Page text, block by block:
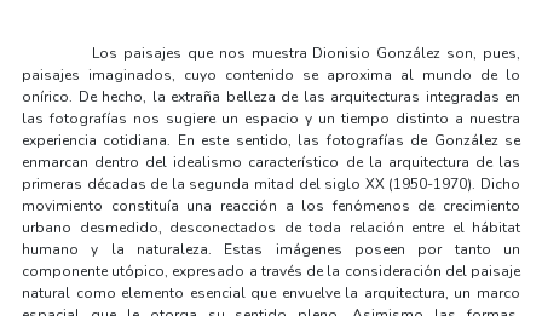
Los paisajes que nos muestra Dionisio González son, pues,
paisajes imaginados, cuyo contenido se aproxima al mundo de lo
onírico. De hecho, la extraña belleza de las arquitecturas integradas en
las fotografías nos sugiere un espacio y un tiempo distinto a nuestra
experiencia cotidiana. En este sentido, las fotografías de González se
enmarcan dentro del idealismo característico de la arquitectura de las
primeras décadas de la segunda mitad del siglo XX (1950-1970). Dicho
movimiento constituía una reacción a los fenómenos de crecimiento
urbano desmedido, desconectados de toda relación entre el hábitat
humano y la naturaleza. Estas imágenes poseen por tanto un
componente utópico, expresado a través de la consideración del paisaje
natural como elemento esencial que envuelve la arquitectura, un marco